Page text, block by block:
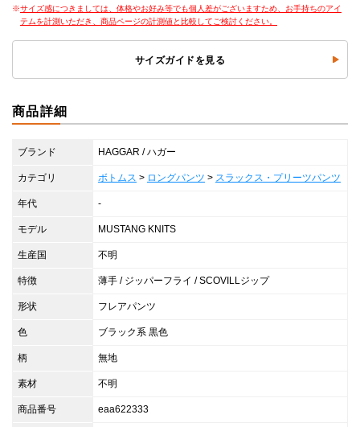
サイズ感につきましては、体格やお好み等でも個人差がございますため、お手持ちのアイ
テムを計測いただき、商品ページの計測値と比較してご検討ください。
サイズガイドを見る
商品詳細
ブランド HAGGAR / ハガー
カテゴリ ボトムス > ロングパンツ > スラックス・プリーツパンツ
年代 -
モデル MUSTANG KNITS
生産国 不明
特徴 薄手 / ジッパーフライ / SCOVILLジップ
形状 フレアパンツ
色 ブラック系 黒色
柄 無地
素材 不明
商品番号 eaa622333